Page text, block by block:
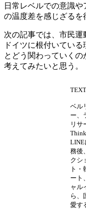
日常レベルでの意識
の温度差を感じざるを
次の記事では、市民
ドイツに根付いてい
とどう関わっていく
考えてみたいと思う。
ベル
ー、
リサ
LINE
務後
クシ
ト
ート
ャル
ら、
愛す